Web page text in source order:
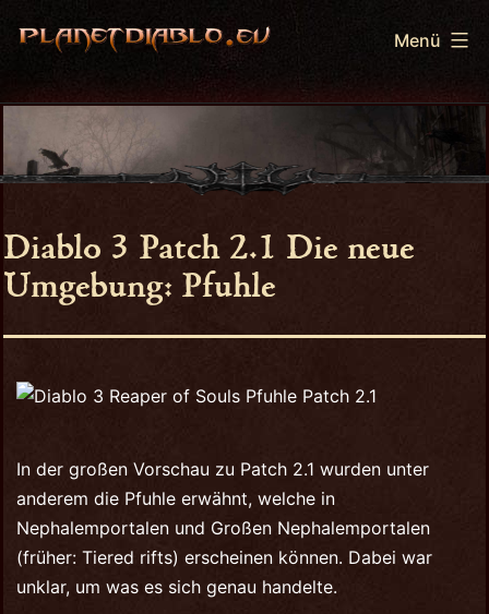
Inhalt
PlanetDiablo.eu
Menü
Diablo 3 Patch 2.1 Die neue
Umgebung: Pfuhle
In der großen Vorschau zu Patch 2.1 wurden unter
anderem die Pfuhle erwähnt, welche in
Nephalemportalen und Großen Nephalemportalen
(früher: Tiered rifts) erscheinen können. Dabei war
unklar, um was es sich genau handelte.